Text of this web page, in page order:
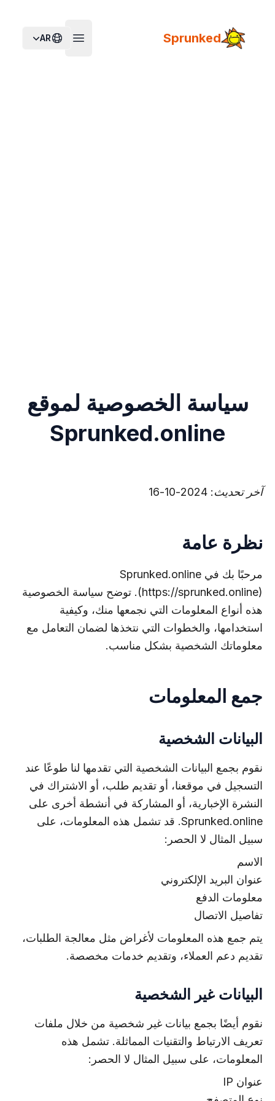
Sprunked
Open main menu
AR
سياسة الخصوصية لموقع
Sprunked.online
آخر تحديث: 2024-10-16
نظرة عامة
مرحبًا بك في Sprunked.online
(https://sprunked.online ). توضح سياسة الخصوصية
هذه أنواع المعلومات التي نجمعها منك، وكيفية
استخدامها، والخطوات التي نتخذها لضمان التعامل مع
معلوماتك الشخصية بشكل مناسب.
جمع المعلومات
البيانات الشخصية
نقوم بجمع البيانات الشخصية التي تقدمها لنا طوعًا عند
التسجيل في موقعنا، أو تقديم طلب، أو الاشتراك في
النشرة الإخبارية، أو المشاركة في أنشطة أخرى على
Sprunked.online. قد تشمل هذه المعلومات، على
سبيل المثال لا الحصر:
الاسم
عنوان البريد الإلكتروني
معلومات الدفع
تفاصيل الاتصال
يتم جمع هذه المعلومات لأغراض مثل معالجة الطلبات،
تقديم دعم العملاء، وتقديم خدمات مخصصة.
البيانات غير الشخصية
نقوم أيضًا بجمع بيانات غير شخصية من خلال ملفات
تعريف الارتباط والتقنيات المماثلة. تشمل هذه
المعلومات، على سبيل المثال لا الحصر:
عنوان IP